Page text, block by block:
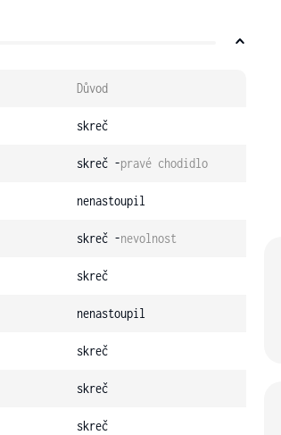
Důvod
skreč
skreč -pravé chodidlo
nenastoupil
skreč -nevolnost
skreč
nenastoupil
skreč
skreč
skreč